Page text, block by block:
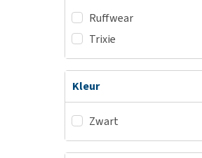
Ruffwear
Trixie
Kleur
Zwart